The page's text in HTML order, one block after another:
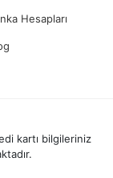
Hesapları
kartı bilgileriniz